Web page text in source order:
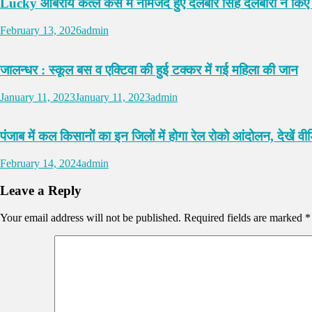
Lucky ओबेरॉय कत्ल केस में नामजद हुए दलबीर सिंह दलबीरा ने
February 13, 2026admin
जालन्धर : स्कूल बस व एक्टिवा की हुई टक्कर में गई महिला की जान
January 11, 2023January 11, 2023admin
पंजाब में कल किसानों का इन जिलों में होगा रेल रोको आंदोलन, देखें
February 14, 2024admin
Leave a Reply
Your email address will not be published. Required fields are marked *